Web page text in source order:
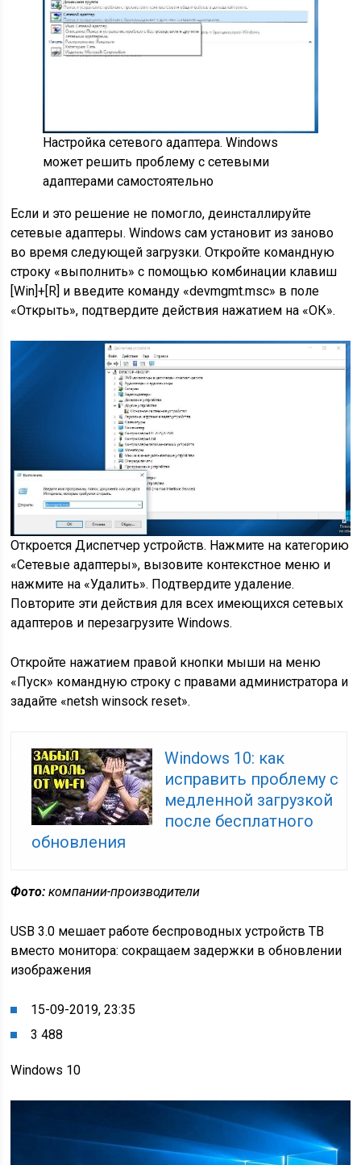
Настройка сетевого адаптера. Windows
может решить проблему с сетевыми
адаптерами самостоятельно
Если и это решение не помогло, деинсталлируйте
сетевые адаптеры. Windows сам установит из заново
во время следующей загрузки. Откройте командную
строку «выполнить» с помощью комбинации клавиш
[Win]+[R] и введите команду «devmgmt.msc» в поле
«Открыть», подтвердите действия нажатием на «ОК».
Откроется Диспетчер устройств. Нажмите на категорию
«Сетевые адаптеры», вызовите контекстное меню и
нажмите на «Удалить». Подтвердите удаление.
Повторите эти действия для всех имеющихся сетевых
адаптеров и перезагрузите Windows.
Откройте нажатием правой кнопки мыши на меню
«Пуск» командную строку с правами администратора и
задайте «netsh winsock reset».
Windows 10: как
исправить проблему с
медленной загрузкой
после бесплатного
обновления
Фото: компании-производители
USB 3.0 мешает работе беспроводных устройствТВ
вместо монитора: сокращаем задержки в обновлении
изображения
15-09-2019, 23:35
3 488
Windows 10